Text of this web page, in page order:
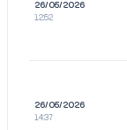
26/05/2026
12:52
26/05/2026
14:37